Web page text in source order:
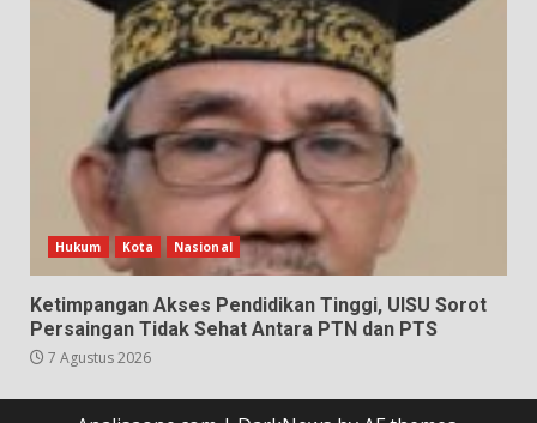
Hukum Kota Nasional
Ketimpangan Akses Pendidikan Tinggi, UISU Sorot
Persaingan Tidak Sehat Antara PTN dan PTS
7 Agustus 2026